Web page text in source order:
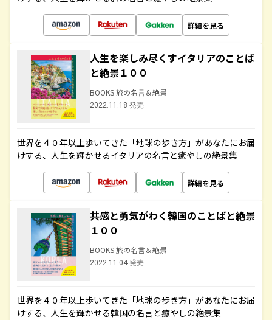
詳細を見る
人生を楽しみ尽くすイタリアのことば
と絶景１００
BOOKS 旅の名言＆絶景
2022.11.18 発売
世界を４０年以上歩いてきた「地球の歩き方」があなたにお届
けする、人生を輝かせるイタリアの名言と癒やしの絶景集
詳細を見る
共感と勇気がわく韓国のことばと絶景
１００
BOOKS 旅の名言＆絶景
2022.11.04 発売
世界を４０年以上歩いてきた「地球の歩き方」があなたにお届
けする、人生を輝かせる韓国の名言と癒やしの絶景集